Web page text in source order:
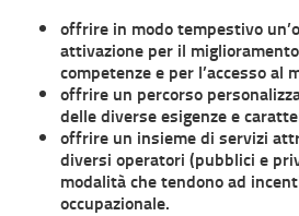
offrire in modo tempestivo
attivazione per il
competenze e per l’accesso al
offrire un percorso
delle diverse esigenze e
offrire un insieme di servizi
diversi operatori (pubblici e
modalità che tendono ad
occupazionale.